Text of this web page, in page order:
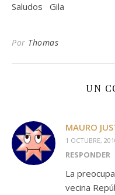
Saludos Gila
Por Thomas
UN
MAURO
1 OCTUBRE,
RESPONDER
La
vecina